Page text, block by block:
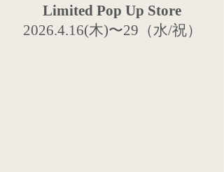
Limited Pop Up Store
2026.4.16(木)〜29 （水/祝）